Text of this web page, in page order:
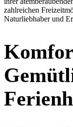
zahlreichen
Naturliebhaber und